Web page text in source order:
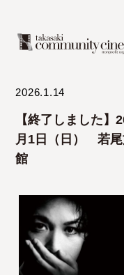
2026.1.14
【終了しました
月1日（日） 若
館